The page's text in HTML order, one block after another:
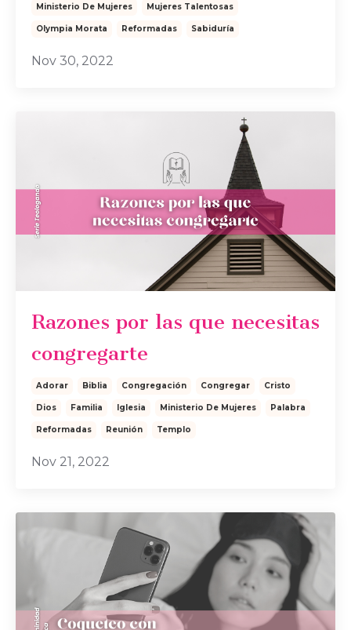
Ministerio De Mujeres Mujeres Talentosas
Olympia Morata Reformadas Sabiduría
Nov 30, 2022
Razones por las que necesitas
congregarte
Adorar Biblia Congregación Congregar Cristo
Dios Familia Iglesia Ministerio De Mujeres Palabra
Reformadas Reunión Templo
Nov 21, 2022